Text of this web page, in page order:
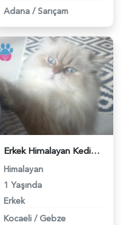
Adana / Sarıçam
Erkek Himalayan Kedime Eş Arıyoruz - 118974582
Himalayan
1 Yaşında
Erkek
Kocaeli / Gebze